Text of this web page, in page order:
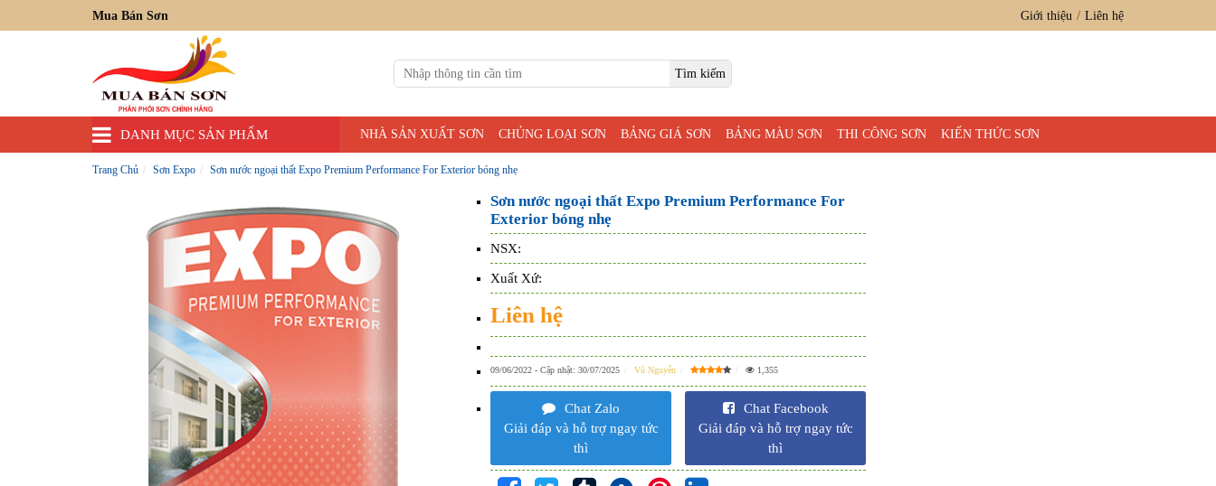
Mua Bán Sơn Giới thiệu Liên hệ
DANH MỤC SẢN PHẨM NHÀ SẢN XUẤT SƠN CHỦNG LOẠI SƠN BẢNG GIÁ SƠN BẢNG MÀU SƠN THI CÔNG SƠN KIẾN THỨC SƠN
Trang Chủ Sơn Expo Sơn nước ngoại thất Expo Premium Performance For Exterior bóng nhẹ
Sơn nước ngoại thất Expo Premium Performance For
Exterior bóng nhẹ
NSX:
Xuất Xứ:
Liên hệ
09/06/2022 - Cập nhật: 30/07/2025 Vũ Nguyễn 1,355
Chat Zalo
Giải đáp và hỗ trợ ngay tức
thì
Chat Facebook
Giải đáp và hỗ trợ ngay tức
thì